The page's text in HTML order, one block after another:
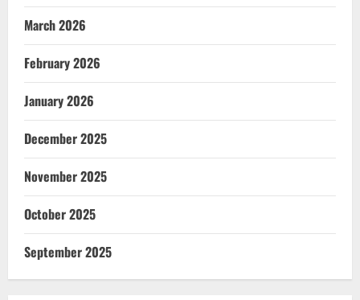
March 2026
February 2026
January 2026
December 2025
November 2025
October 2025
September 2025